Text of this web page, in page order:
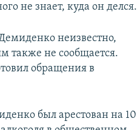
не знает, куда он делся.
неизвестно,
также не сообщается.
обращения в
был арестован на 10